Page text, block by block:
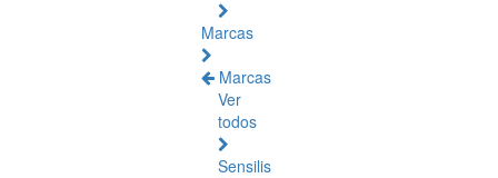
Marcas
Marcas
Ver
todos
Sensilis